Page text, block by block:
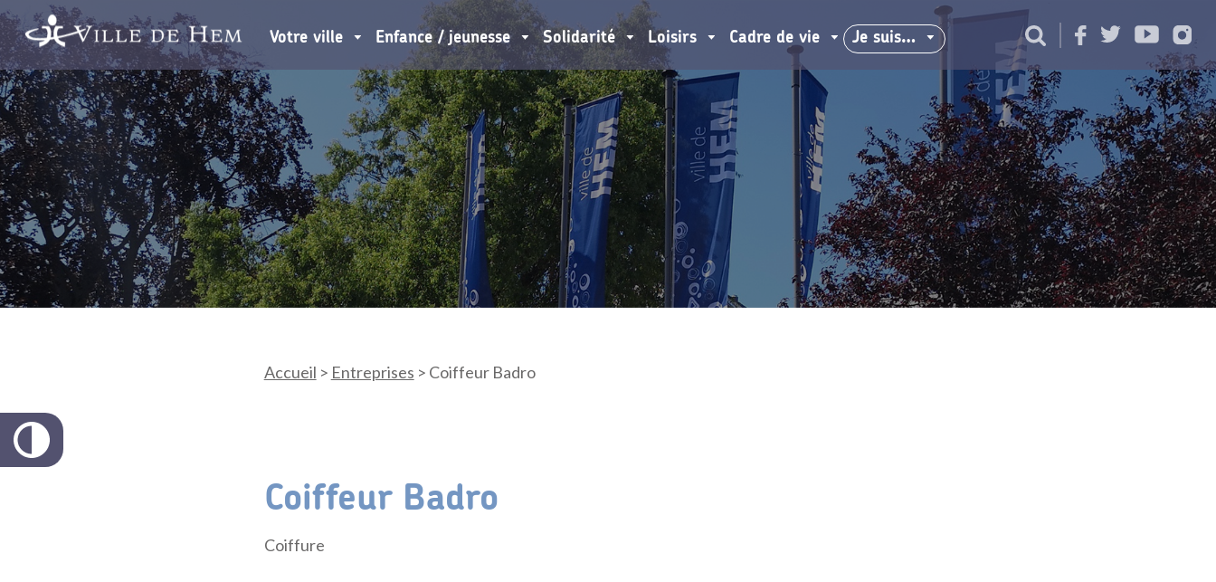
Votre ville Enfance / jeunesse Solidarité Loisirs Cadre de vie Je suis…
Accueil > Entreprises > Coiffeur Badro
Coiffeur Badro
Coiffure